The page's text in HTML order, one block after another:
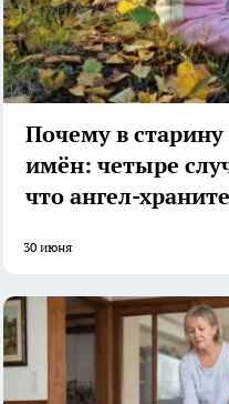
Почему в
имён: четыре
что ангел-
30 июня